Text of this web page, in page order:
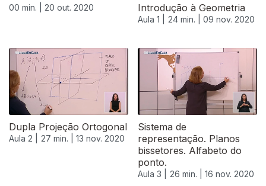
00 min. | 20 out. 2020 Introdução à Geometria
Aula 1 | 24 min. | 09 nov. 2020
Dupla Projeção Ortogonal
Aula 2 | 27 min. | 13 nov. 2020
Sistema de
representação. Planos
bissetores. Alfabeto do
ponto.
Aula 3 | 26 min. | 16 nov. 2020